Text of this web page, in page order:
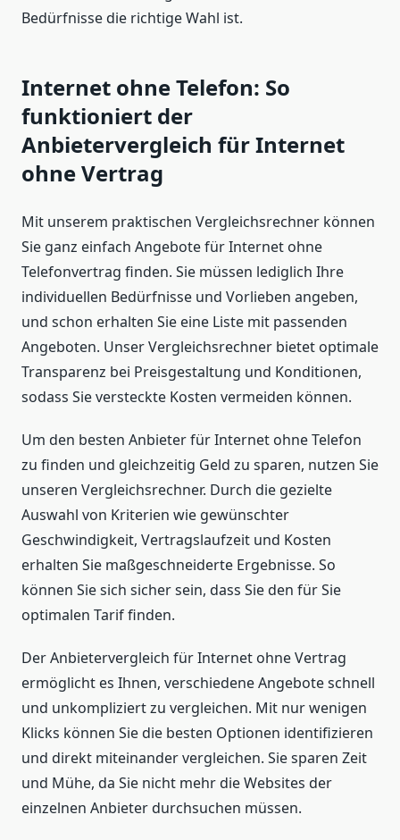
Bedürfnisse die richtige Wahl ist.
Internet ohne Telefon: So
funktioniert der
Anbietervergleich für Internet
ohne Vertrag
Mit unserem praktischen Vergleichsrechner können
Sie ganz einfach Angebote für Internet ohne
Telefonvertrag finden. Sie müssen lediglich Ihre
individuellen Bedürfnisse und Vorlieben angeben,
und schon erhalten Sie eine Liste mit passenden
Angeboten. Unser Vergleichsrechner bietet optimale
Transparenz bei Preisgestaltung und Konditionen,
sodass Sie versteckte Kosten vermeiden können.
Um den besten Anbieter für Internet ohne Telefon
zu finden und gleichzeitig Geld zu sparen, nutzen Sie
unseren Vergleichsrechner. Durch die gezielte
Auswahl von Kriterien wie gewünschter
Geschwindigkeit, Vertragslaufzeit und Kosten
erhalten Sie maßgeschneiderte Ergebnisse. So
können Sie sich sicher sein, dass Sie den für Sie
optimalen Tarif finden.
Der Anbietervergleich für Internet ohne Vertrag
ermöglicht es Ihnen, verschiedene Angebote schnell
und unkompliziert zu vergleichen. Mit nur wenigen
Klicks können Sie die besten Optionen identifizieren
und direkt miteinander vergleichen. Sie sparen Zeit
und Mühe, da Sie nicht mehr die Websites der
einzelnen Anbieter durchsuchen müssen.